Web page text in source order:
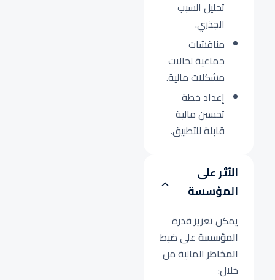
تحليل السبب
الجذري.
مناقشات
جماعية لحالات
مشكلات مالية.
إعداد خطة
تحسين مالية
قابلة للتطبيق.
الأثر على
المؤسسة
يمكن تعزيز قدرة
المؤسسةعلى ضبط
المخاطرالمالية من
خلال: